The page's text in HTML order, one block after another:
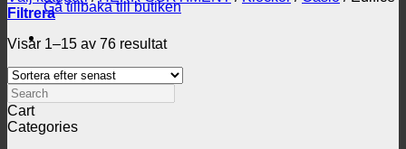
Gå tillbaka till butiken
Filtrera
Visar 1–15 av 76 resultatSortera
senaste
Search
Cart
Categories